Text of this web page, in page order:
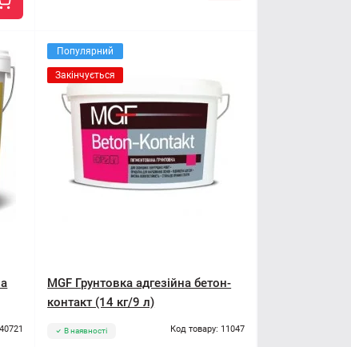
Популярний
Закінчується
MGF Грунтовка адгезійна бетон-
контакт (14 кг/9 л)
В наявності Код товару: 11047